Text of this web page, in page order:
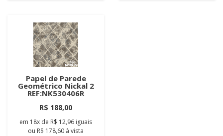
Papel de Parede
Geométrico Nickal 2
REF:NK530406R
R$ 188,00
em 18x de R$ 12,96 iguais
ou R$ 178,60 à vista